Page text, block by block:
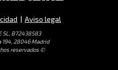
| Aviso legal
SL, B72438583
194, 28046 Madrid
reservados ©